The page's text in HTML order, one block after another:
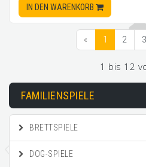
IN DEN WARENKORB
« 1 2 3
1 bis 12
FAMILIENSPIELE
BRETTSPIELE
DOG-SPIELE